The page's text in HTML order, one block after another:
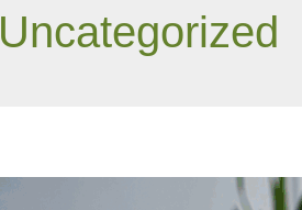
Uncategorized